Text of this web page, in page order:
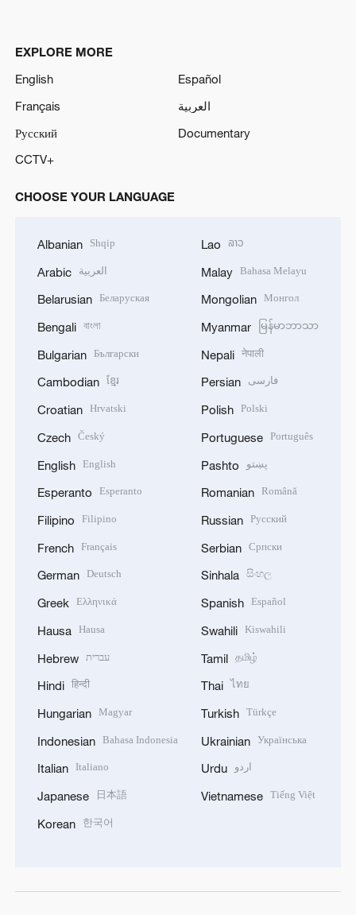
EXPLORE MORE
English
Español
Français
العربية
Русский
Documentary
CCTV+
CHOOSE YOUR LANGUAGE
Albanian Shqip
Arabic العربية
Belarusian Беларуская
Bengali বাংলা
Bulgarian Български
Cambodian ខ្មែរ
Croatian Hrvatski
Czech Český
English English
Esperanto Esperanto
Filipino Filipino
French Français
German Deutsch
Greek Ελληνικά
Hausa Hausa
Hebrew עברית
Hindi हिन्दी
Hungarian Magyar
Indonesian Bahasa Indonesia
Italian Italiano
Japanese 日本語
Korean 한국어
Lao ລາວ
Malay Bahasa Melayu
Mongolian Монгол
Myanmar မြန်မာဘာသာ
Nepali नेपाली
Persian فارسی
Polish Polski
Portuguese Português
Pashto پښتو
Romanian Română
Russian Русский
Serbian Српски
Sinhala සිංහල
Spanish Español
Swahili Kiswahili
Tamil தமிழ்
Thai ไทย
Turkish Türkçe
Ukrainian Українська
Urdu اردو
Vietnamese Tiếng Việt